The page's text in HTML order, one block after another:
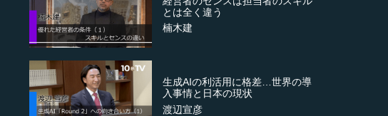
とは全く違う
楠木建
生成AIの利活用に格差…世界の導
入事情と日本の現状
渡辺宣彦